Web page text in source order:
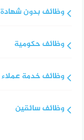
وظائف بدون شهادة
وظائف حكومية
وظائف خدمة عملاء
وظائف سائقين